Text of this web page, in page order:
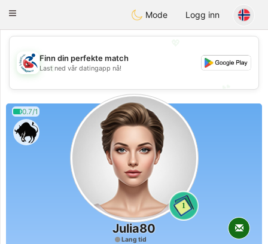
Handi Space
Toggle
Mode Logg inn
💖
💕
Finn din perfekte match
Last ned vår datingapp nå!
0.7/1
1
Julia80
Lang tid